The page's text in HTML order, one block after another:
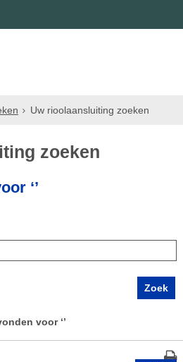
Uw rioolaansluiting zoeken
zoeken
‘’
voor ‘’